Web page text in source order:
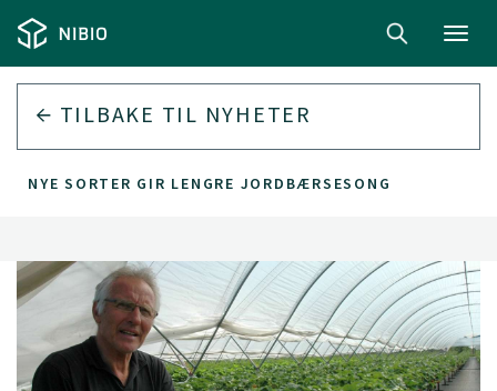
TILBAKE TIL NYHETER
NYE SORTER GIR LENGRE JORDBÆRSESONG